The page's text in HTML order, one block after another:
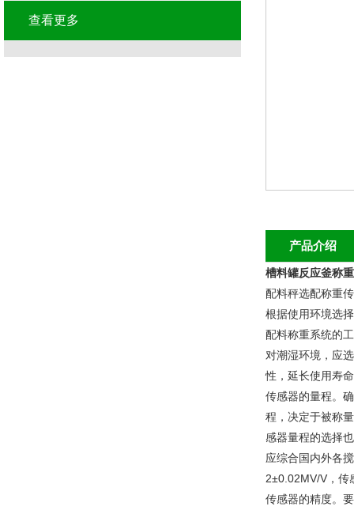
产品介绍
槽料罐反应釜称
配料秤选配称重
根据使用环境选
配料称重系统的
对潮湿环境，应
性，延长使用寿
传感器的量程。
程，决定于被称
感器量程的选择
应综合国内外各
2±0.02MV/V，传
传感器的精度。
查看更多